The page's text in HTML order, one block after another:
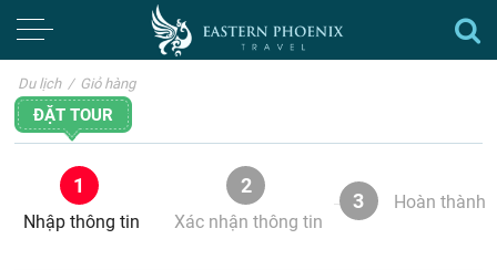
Du lịch / Giỏ hàng
ĐẶT TOUR
1
Nhập thông tin
2
Xác nhận thông tin
3 Hoàn thành